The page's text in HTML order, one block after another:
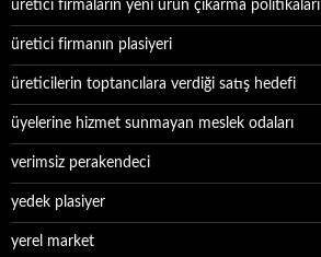
üretici firmaların yeni ürün çıkarma politikaları
üretici firmanın plasiyeri
üreticilerin toptancılara verdiği satış hedefi
üyelerine hizmet sunmayan meslek odaları
verimsiz perakendeci
yedek plasiyer
yerel market